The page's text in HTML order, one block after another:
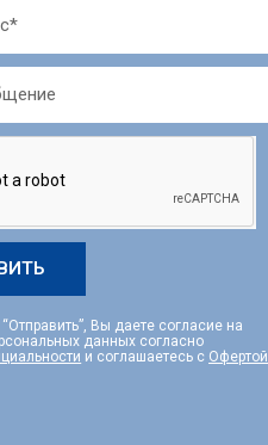
Вы даете согласие на
данных согласно
и соглашаетесь с Офертой